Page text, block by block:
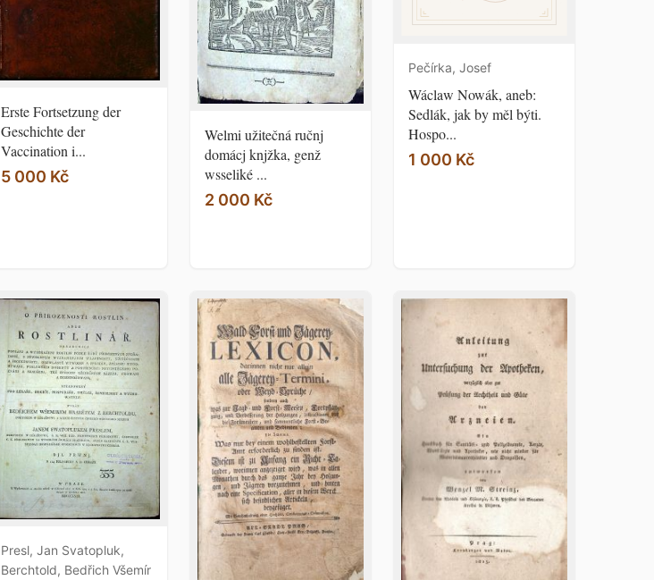
Erste Fortsetzung der
Geschichte der
Vaccination i...
5 000 Kč
Welmi užitečná ručnj
domácj knjžka, genž
wsseliké ...
2 000 Kč
Pečírka, Josef
Wáclaw Nowák, aneb:
Sedlák, jak by měl býti.
Hospo...
1 000 Kč
Presl, Jan Svatopluk,
Berchtold, Bedřich Všemír